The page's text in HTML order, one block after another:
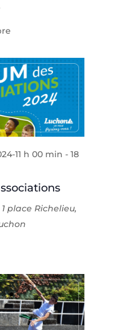
11 h 00 min -18
1 place Richelieu,